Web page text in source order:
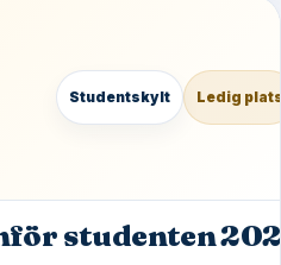
Studentskylt Ledig
studenten